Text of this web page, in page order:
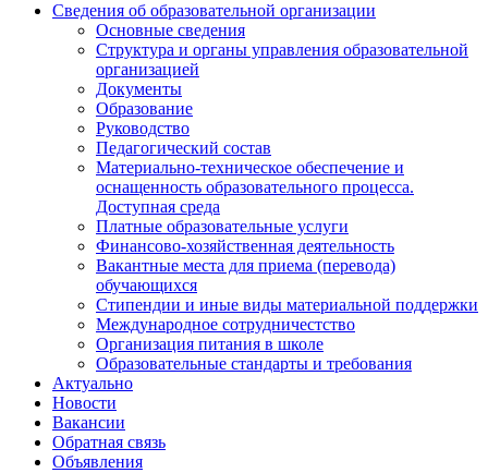
Сведения об образовательной организации
Основные сведения
Структура и органы управления образовательной
организацией
Документы
Образование
Руководство
Педагогический состав
Материально-техническое обеспечение и
оснащенность образовательного процесса.
Доступная среда
Платные образовательные услуги
Финансово-хозяйственная деятельность
Вакантные места для приема (перевода)
обучающихся
Стипендии и иные виды материальной поддержки
Международное сотрудничестство
Организация питания в школе
Образовательные стандарты и требования
Актуально
Новости
Вакансии
Обратная связь
Объявления